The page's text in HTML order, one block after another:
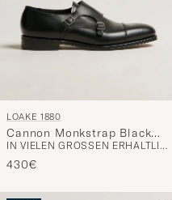
LOAKE 1880
Cannon Monkstrap Black
Calf
IN VIELEN GRÖSSEN ERHÄLTLICH
430€